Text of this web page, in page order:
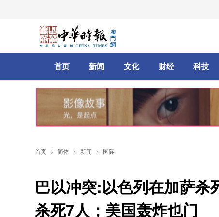
首页 新闻 文化 财经 科技
首页 > 简体 > 新闻 > 国际
巴以冲突:以色列在加萨杀
杀死7人；美国轰炸也门